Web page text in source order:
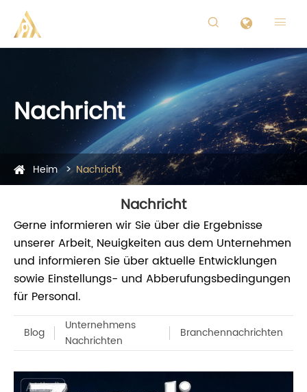
 
Nachricht
Heim Nachricht
Nachricht
Gerne informieren wir Sie über die Ergebnisse
unserer Arbeit, Neuigkeiten aus dem Unternehmen
und informieren Sie über aktuelle Entwicklungen
sowie Einstellungs- und Abberufungsbedingungen
für Personal.
Blog
Unternehmens
Nachrichten
Branchennachrichten